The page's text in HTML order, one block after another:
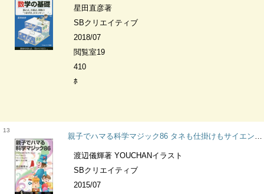
星田直彦著
SBクリエイティブ
2018/07
閲覧室19
410
ﾎ
13
親子でハマる科学マジック86 タネも仕掛けもサイエンス やってみよう・つくってみよう・調べてみよう編 サイエンス・アイ新書 SIS-335 科学
渡辺儀輝著 YOUCHANイラスト
SBクリエイティブ
2015/07